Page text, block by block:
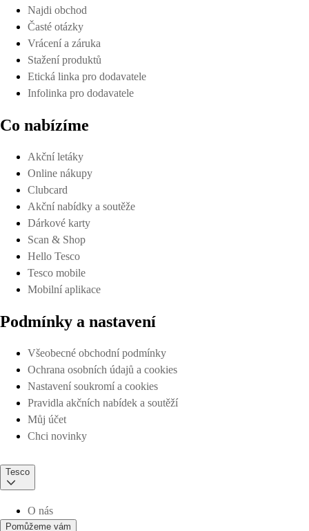
Najdi obchod
Časté otázky
Vrácení a záruka
Stažení produktů
Etická linka pro dodavatele
Infolinka pro dodavatele
Co nabízíme
Akční letáky
Online nákupy
Clubcard
Akční nabídky a soutěže
Dárkové karty
Scan & Shop
Hello Tesco
Tesco mobile
Mobilní aplikace
Podmínky a nastavení
Všeobecné obchodní podmínky
Ochrana osobních údajů a cookies
Nastavení soukromí a cookies
Pravidla akčních nabídek a soutěží
Můj účet
Chci novinky
Tesco
O nás
Pomůžeme vám